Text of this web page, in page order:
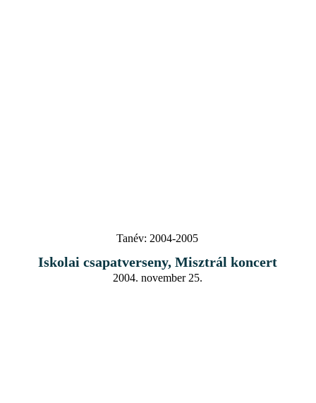
Tanév: 2004-2005
Iskolai csapatverseny, Misztrál koncert
2004. november 25.